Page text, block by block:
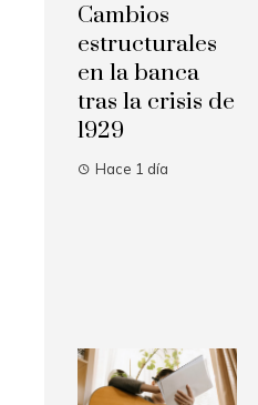
Cambios
estructurales
en la banca
tras la crisis de
1929
Hace 1 día